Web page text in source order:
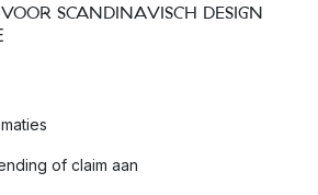
SCANDINAVISCH DESIGN
of claim aan